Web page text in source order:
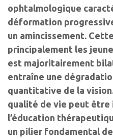
ophtalmologique
déformation
un amincissement.
principalement les
est majoritairement
entraîne une
quantitative de la
qualité de vie peut être
l’éducation
un pilier fondamental